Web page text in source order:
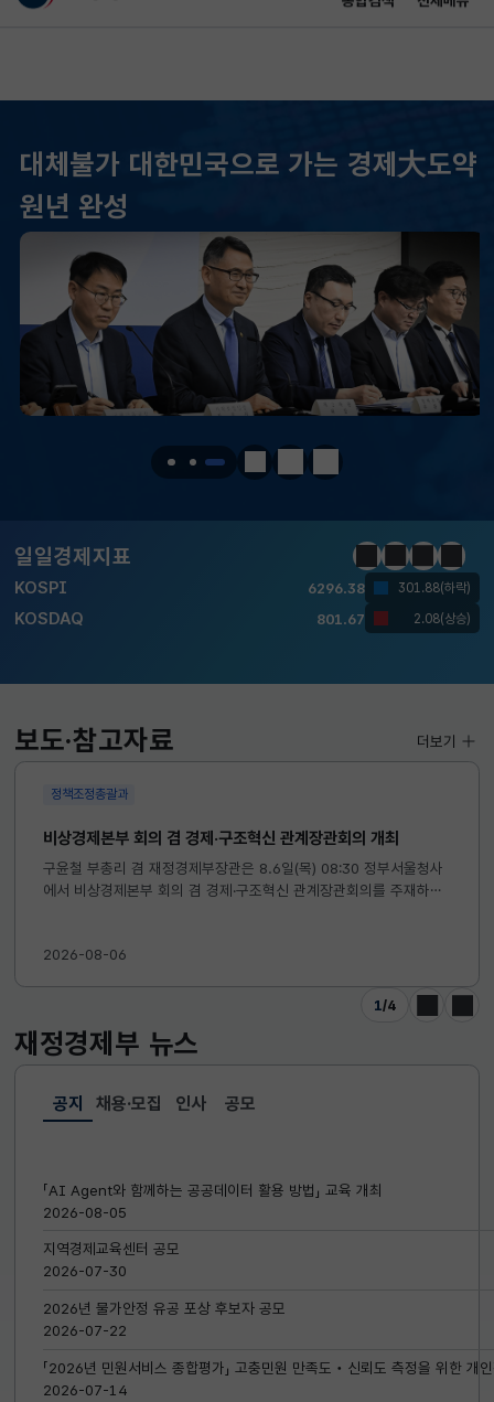
대체불가 대한민국으로 가는 경제大도약
원년 완성
정지 이전 다음
일일경제지표
KOSPI 6296.38 301.88(하락)
KOSDAQ
국고채(3년) 3.742 0.073(상승)
달러-원 1424.9000 0.2000(상승)
KOSPI 6296.38 301.88(하락)
KOSDAQ 801.67 2.08(상승)
KOSPI 6296.38 301.88(하락)
KOSDAQ 801.67 2.08(상승)
국고채(3년)
정지이전다음일일경
보도·참고자료
정책조정총괄과
비상경제본부 회의 겸 경제·구조혁신 관계장관회의 개최
구윤철 부총리 겸 재정경제부장관은 8.6일(목) 08:30 정부서울청사
에서 비상경제본부 회의 겸 경제·구조혁신 관계장관회의를 주재하였
2026-08-06
1/4
이전 다음
더보기
재정경제부 뉴스
공지
선택됨
공지
「AI Agent와 함께하는 공공데이터 활용 방법」 교육 개최
2026-08-05
지역경제교육센터 공모
2026-07-30
2026년 물가안정 유공 포상 후보자 공모
2026-07-22
「2026년 민원서비스 종합평가」 고충민원 만족도‧신뢰도 측정을 위한 개
2026-07-14
채용·모집 인사 공모